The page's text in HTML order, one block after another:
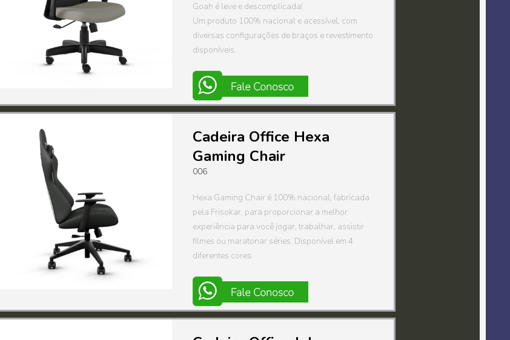
Goah é leve e descomplicada!
Um produto 100% nacional e acessível, com
diversas configurações de braços e revestimento
disponíveis.
Cadeira Office Hexa
Gaming Chair
006
Hexa Gaming Chair é 100% nacional, fabricada
pela Frisokar, para proporcionar a melhor
experiência para você jogar, trabalhar, assistir
filmes ou maratonar séries. Disponível em 4
diferentes cores.